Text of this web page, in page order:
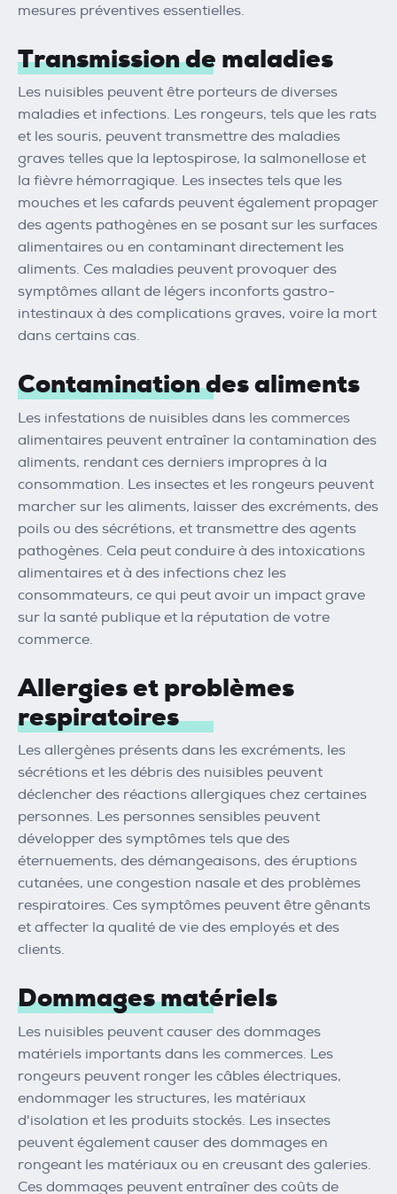
mesures préventives essentielles.
Transmission de maladies
Les nuisibles peuvent être porteurs de diverses
maladies et infections. Les rongeurs, tels que les rats
et les souris, peuvent transmettre des maladies
graves telles que la leptospirose, la salmonellose et
la fièvre hémorragique. Les insectes tels que les
mouches et les cafards peuvent également propager
des agents pathogènes en se posant sur les surfaces
alimentaires ou en contaminant directement les
aliments. Ces maladies peuvent provoquer des
symptômes allant de légers inconforts gastro-
intestinaux à des complications graves, voire la mort
dans certains cas.
Contamination des aliments
Les infestations de nuisibles dans les commerces
alimentaires peuvent entraîner la contamination des
aliments, rendant ces derniers impropres à la
consommation. Les insectes et les rongeurs peuvent
marcher sur les aliments, laisser des excréments, des
poils ou des sécrétions, et transmettre des agents
pathogènes. Cela peut conduire à des intoxications
alimentaires et à des infections chez les
consommateurs, ce qui peut avoir un impact grave
sur la santé publique et la réputation de votre
commerce.
Allergies et problèmes
respiratoires
Les allergènes présents dans les excréments, les
sécrétions et les débris des nuisibles peuvent
déclencher des réactions allergiques chez certaines
personnes. Les personnes sensibles peuvent
développer des symptômes tels que des
éternuements, des démangeaisons, des éruptions
cutanées, une congestion nasale et des problèmes
respiratoires. Ces symptômes peuvent être gênants
et affecter la qualité de vie des employés et des
clients.
Dommages matériels
Les nuisibles peuvent causer des dommages
matériels importants dans les commerces. Les
rongeurs peuvent ronger les câbles électriques,
endommager les structures, les matériaux
d'isolation et les produits stockés. Les insectes
peuvent également causer des dommages en
rongeant les matériaux ou en creusant des galeries.
Ces dommages peuvent entraîner des coûts de